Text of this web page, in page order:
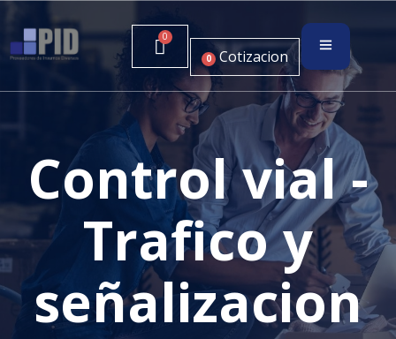
0 Cotizacion
Control vial -
Trafico y
señalizacion